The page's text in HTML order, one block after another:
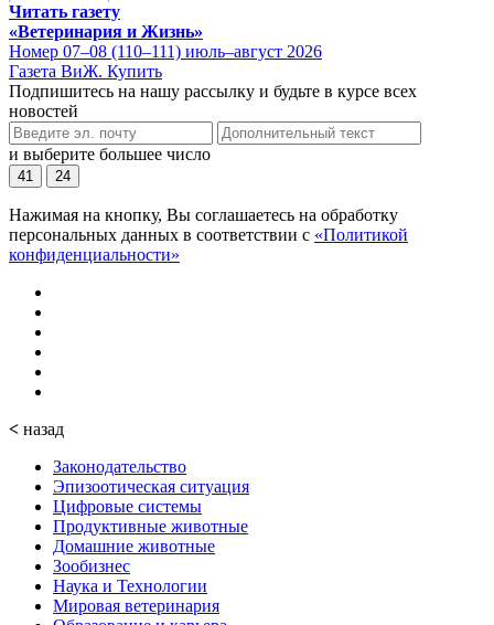
Читать газету
«Ветеринария и Жизнь»
Номер 07–08 (110–111) июль–август 2026
Газета ВиЖ. Купить
Подпишитесь на нашу рассылку и будьте в курсе всех
новостей
и выберите большее число
41 24
Нажимая на кнопку, Вы соглашаетесь на обработку
персональных данных в соответствии с «Политикой
конфиденциальности»
< назад
Законодательство
Эпизоотическая ситуация
Цифровые системы
Продуктивные животные
Домашние животные
Зообизнес
Наука и Технологии
Мировая ветеринария